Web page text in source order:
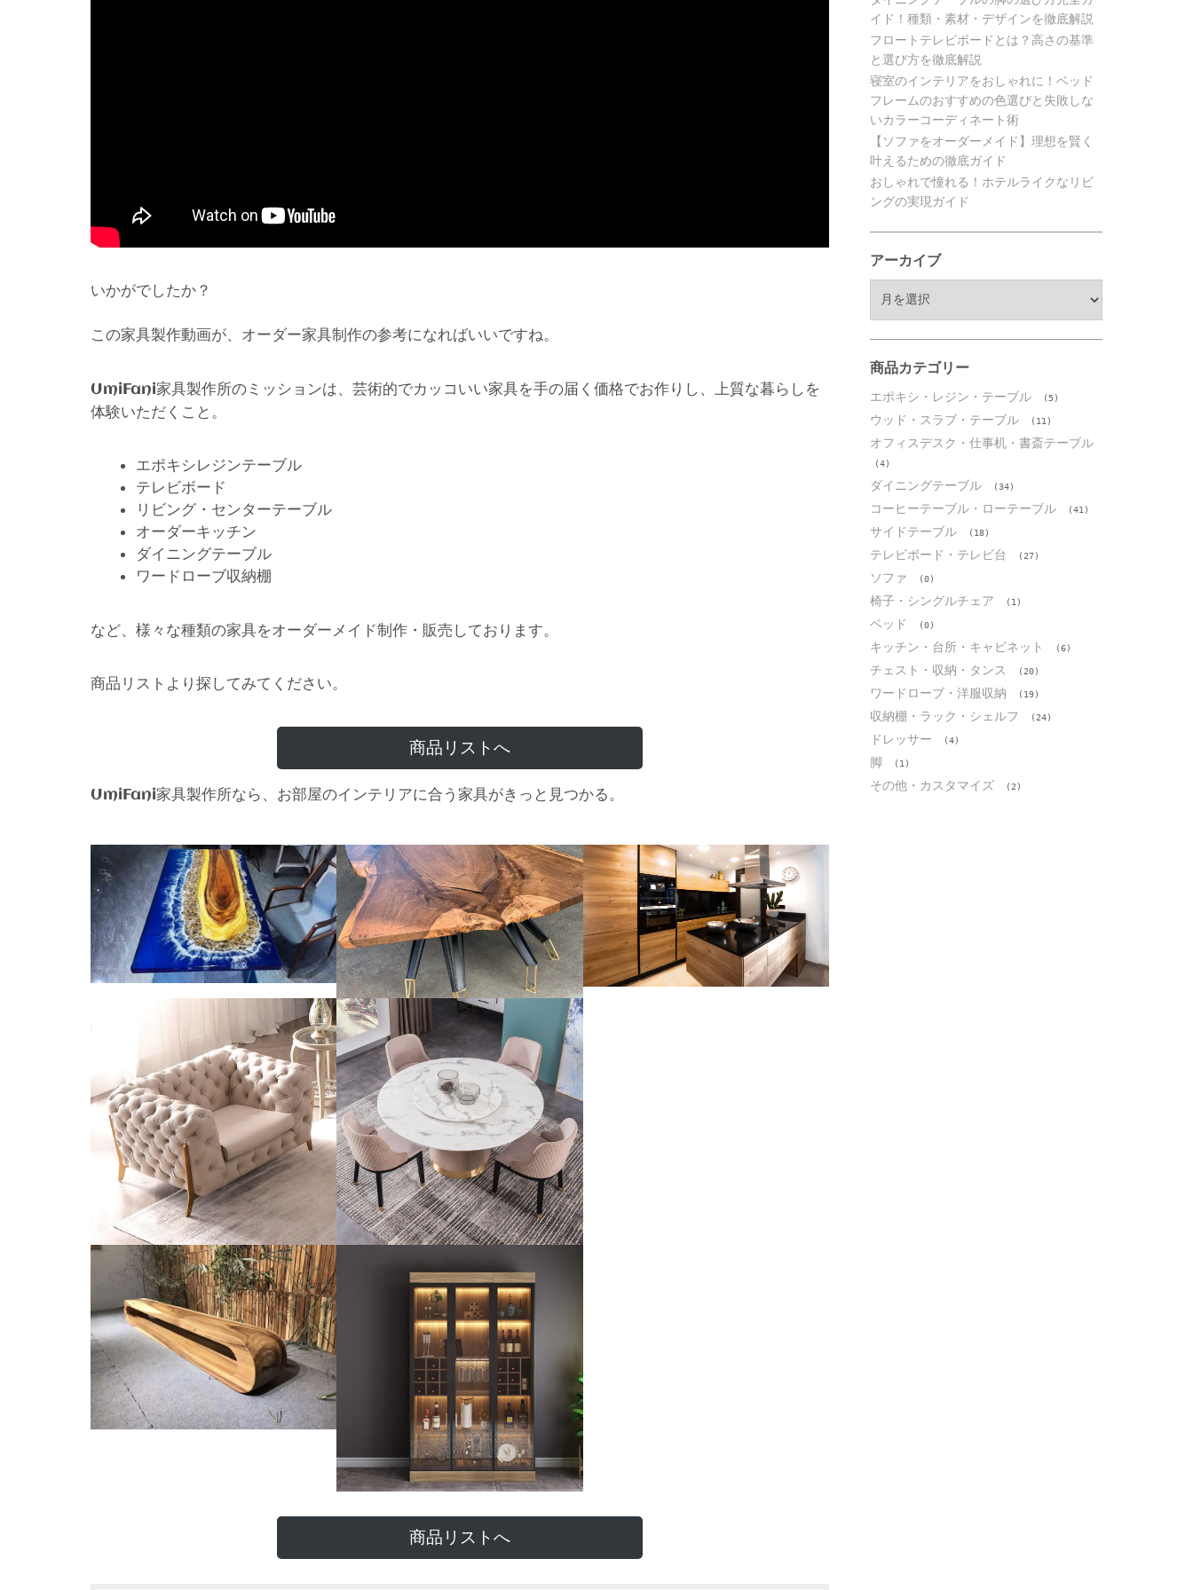
いかがでしたか？
この家具製作動画が、オーダー家具制作の参考になればいいですね。
UmiFani家具製作所のミッションは、芸術的でカッコいい家具を手の届く価格でお作りし、上質な暮らしを
体験いただくこと。
エポキシレジンテーブル
テレビボード
リビング・センターテーブル
オーダーキッチン
ダイニングテーブル
ワードローブ収納棚
など、様々な種類の家具をオーダーメイド制作・販売しております。
商品リストより探してみてください。
商品リストへ
UmiFani家具製作所なら、お部屋のインテリアに合う家具がきっと見つかる。
商品リストへ
イド！種類・素材・デザインを徹底解説
フロートテレビボードとは？高さの基準
と選び方を徹底解説
寝室のインテリアをおしゃれに！ベッド
フレームのおすすめの色選びと失敗しな
いカラーコーディネート術
【ソファをオーダーメイド】理想を賢く
叶えるための徹底ガイド
おしゃれで憧れる！ホテルライクなリビ
ングの実現ガイド
アーカイブ
ブ
商品カテゴリー
エポキシ・レジン・テーブル (5)
ウッド・スラブ・テーブル (11)
オフィスデスク・仕事机・書斎テーブル
(4)
ダイニングテーブル (34)
コーヒーテーブル・ローテーブル (41)
サイドテーブル (18)
テレビボード・テレビ台 (27)
ソファ (0)
椅子・シングルチェア (1)
ベッド (0)
キッチン・台所・キャビネット (6)
チェスト・収納・タンス (20)
ワードローブ・洋服収納 (19)
収納棚・ラック・シェルフ (24)
ドレッサー (4)
脚 (1)
その他・カスタマイズ (2)